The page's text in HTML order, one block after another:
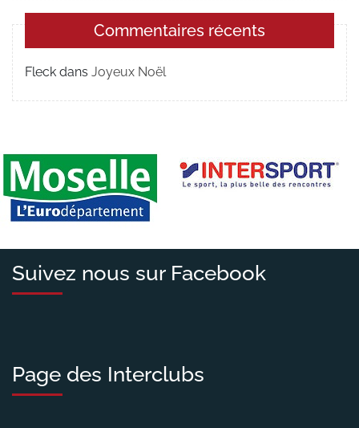
Commentaires récents
Fleck dans Joyeux Noël
Suivez nous sur Facebook
Page des Interclubs